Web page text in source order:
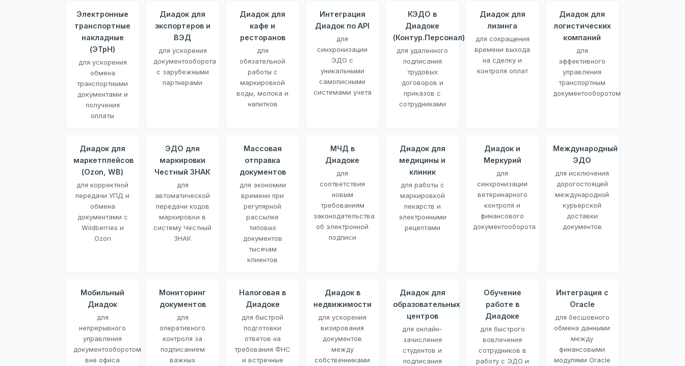
Электронные
транспортные
накладные
(ЭТрН)
для ускорения
обмена
транспортными
документами и
получения
оплаты
Диадок для
экспортеров и
ВЭД
для ускорения
документооборота
с зарубежными
партнерами
Диадок для
кафе и
ресторанов
для
обязательной
работы с
маркировкой
воды, молока и
напитков
Интеграция
Диадок по API
для
синхронизации
ЭДО с
уникальными
самописными
системами учета
КЭДО в
Диадоке
(Контур.Персонал)
для удаленного
подписания
трудовых
договоров и
приказов с
сотрудниками
Диадок для
лизинга
для сокращения
времени выхода
на сделку и
контроля оплат
Диадок для
логистических
компаний
для
эффективного
управления
транспортным
документооборотом
Диадок для
маркетплейсов
(Ozon, WB)
для корректной
передачи УПД и
обмена
документами с
Wildberries и
Ozon
ЭДО для
маркировки
Честный ЗНАК
для
автоматической
передачи кодов
маркировки в
систему Честный
ЗНАК
Массовая
отправка
документов
для экономии
времени при
регулярной
рассылке
типовых
документов
тысячам
клиентов
МЧД в
Диадоке
для
соответствия
новым
требованиям
законодательства
об электронной
подписи
Диадок для
медицины и
клиник
для работы с
маркировкой
лекарств и
электронными
рецептами
Диадок и
Меркурий
для
синхронизации
ветеринарного
контроля и
финансового
документооборота
Международный
ЭДО
для исключения
дорогостоящей
международной
курьерской
доставки
документов
Мобильный
Диадок
для
непрерывного
управления
документооборотом
вне офиса
Мониторинг
документов
для
оперативного
контроля за
подписанием
важных
Налоговая в
Диадоке
для быстрой
подготовки
ответов на
требования ФНС
и встречные
Диадок в
недвижимости
для ускорения
визирования
документов
между
собственниками
Диадок для
образовательных
центров
для онлайн-
зачисления
студентов и
подписания
Обучение
работе в
Диадоке
для быстрого
вовлечения
сотрудников в
работу с ЭДО и
Интеграция с
Oracle
для бесшовного
обмена данными
между
финансовыми
модулями Oracle